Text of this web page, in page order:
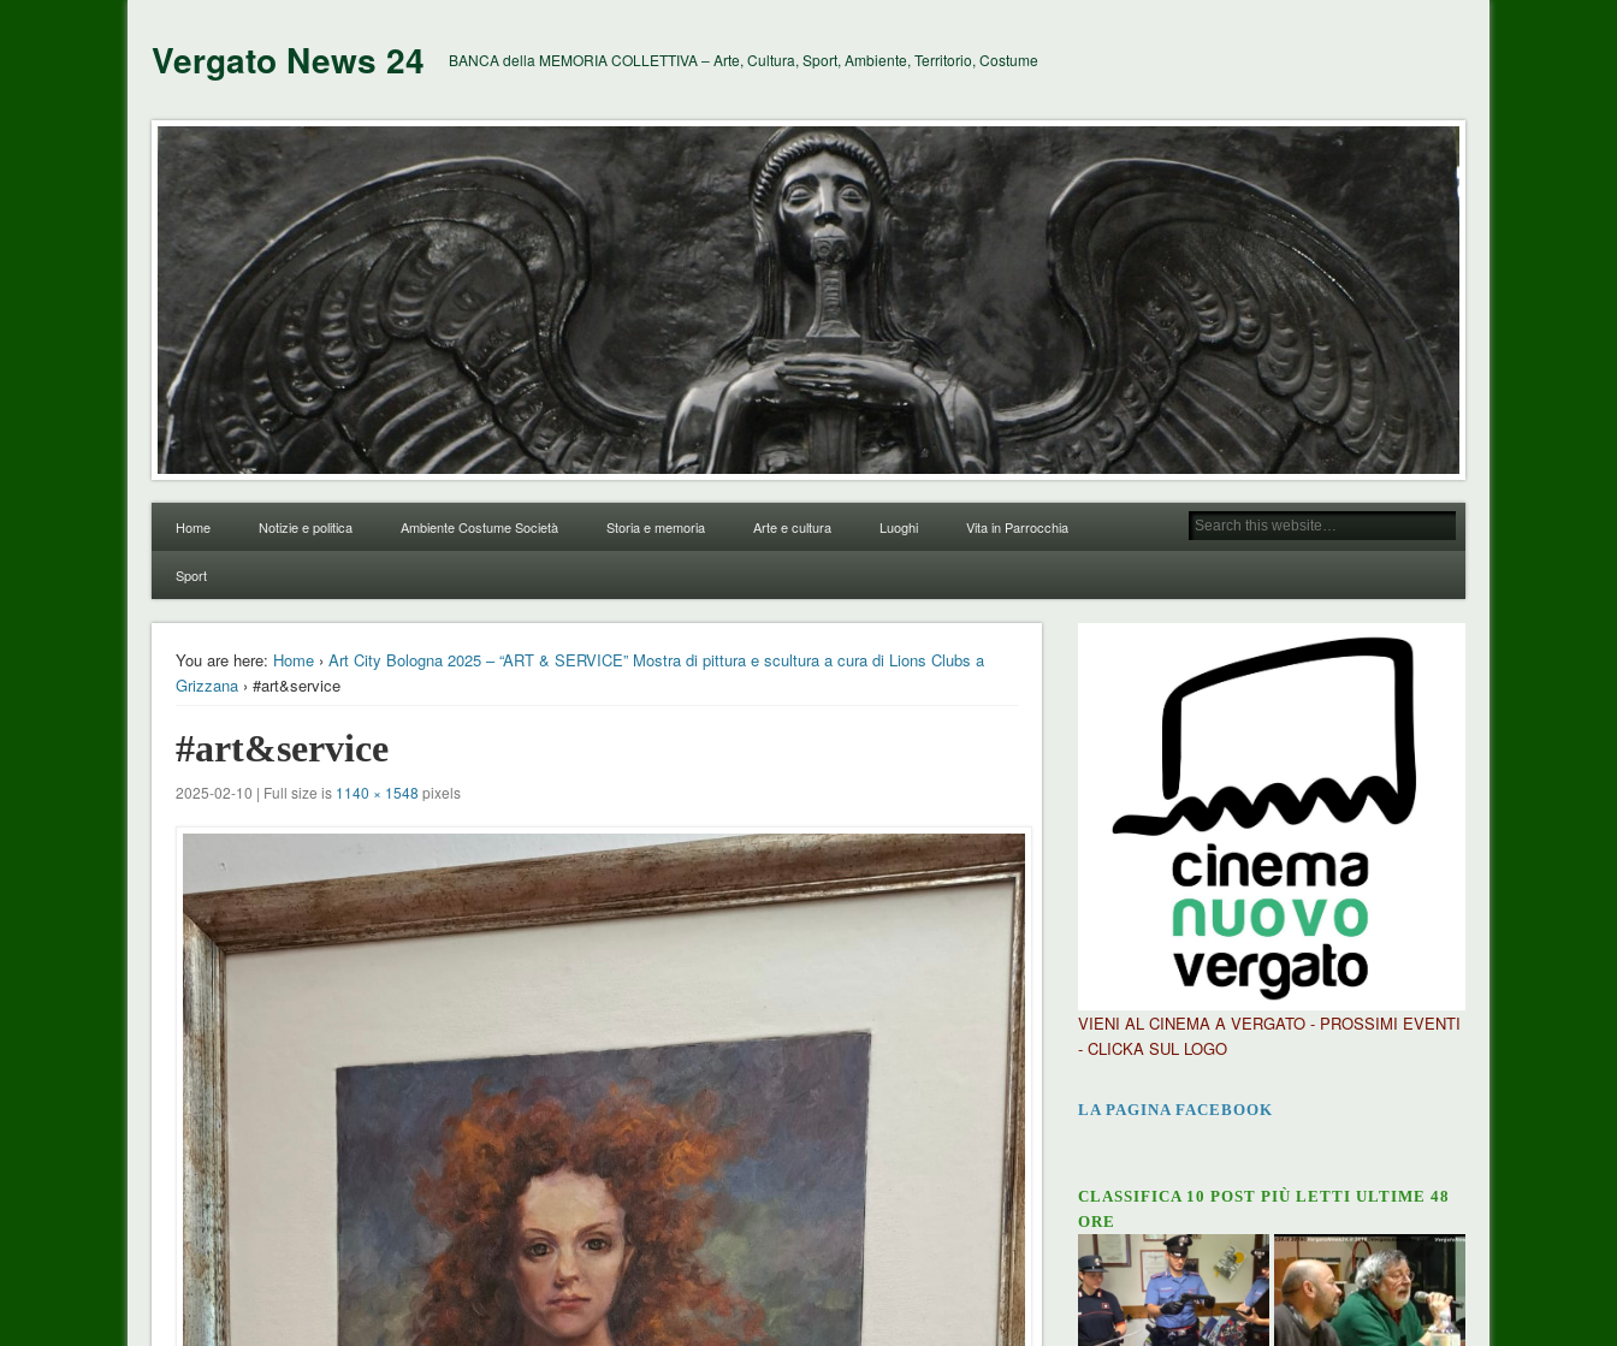
Vergato News 24 BANCA della MEMORIA COLLETTIVA – Arte, Cultura, Sport, Ambiente, Territorio, Costume
Home Notizie e politica Ambiente Costume Società Storia e memoria Arte e cultura Luoghi Vita in Parrocchia
Sport
You are here: Home› Art City Bologna 2025 – “ART & SERVICE” Mostra di pittura e scultura a cura di Lions Clubs a
Grizzana› #art&service
#art&service
2025-02-10 | Full size is 1140 × 1548 pixels
VIENI AL CINEMA A VERGATO - PROSSIMI EVENTI
- CLICKA SUL LOGO
LA PAGINA FACEBOOK
CLASSIFICA 10 POST PIÙ LETTI ULTIME 48
ORE